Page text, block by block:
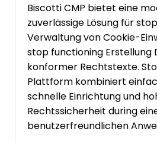
Biscotti CMP bietet eine
zuverlässige Lösung für
Verwaltung von Cookie-
stop functioning Erstellung
konformer Rechtstexte.
Plattform kombiniert
schnelle Einrichtung und
Rechtssicherheit during
benutzerfreundlichen